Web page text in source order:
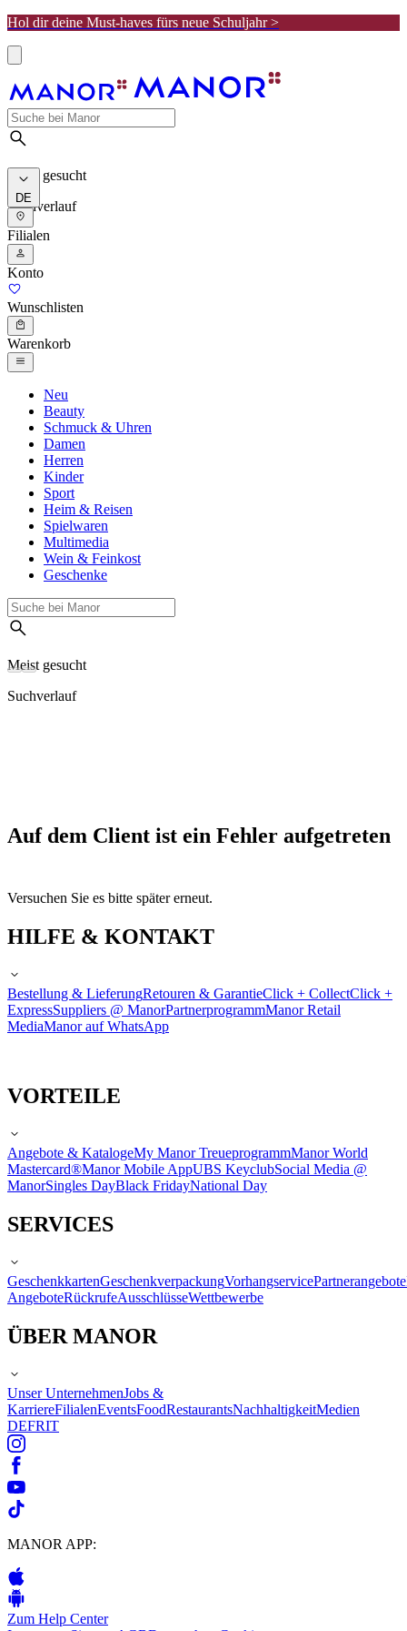
Hol dir deine Must-haves fürs neue Schuljahr >
Meist gesucht
Suchverlauf
DE
Filialen
Konto
Wunschlisten
Warenkorb
Neu
Beauty
Schmuck & Uhren
Damen
Herren
Kinder
Sport
Heim & Reisen
Spielwaren
Multimedia
Wein & Feinkost
Geschenke
Meist gesucht
Suchverlauf
Auf dem Client ist ein Fehler aufgetreten
Versuchen Sie es bitte später erneut.
HILFE & KONTAKT
Bestellung & LieferungRetouren & GarantieClick + CollectClick +
ExpressSuppliers @ ManorPartnerprogrammManor Retail
MediaManor auf WhatsApp
VORTEILE
Angebote & KatalogeMy Manor TreueprogrammManor World
Mastercard®Manor Mobile AppUBS KeyclubSocial Media @
ManorSingles DayBlack FridayNational Day
SERVICES
GeschenkkartenGeschenkverpackungVorhangservicePartnerangebote
AngeboteRückrufeAusschlüsseWettbewerbe
ÜBER MANOR
Unser UnternehmenJobs &
KarriereFilialenEventsFoodRestaurantsNachhaltigkeitMedien
DEFRIT
MANOR APP:
Zum Help Center